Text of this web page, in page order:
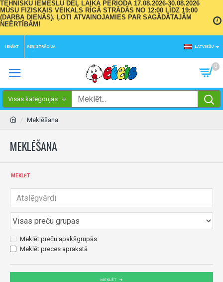
TEHNISKU IEMESLU DĒĻ LAIKA PERIODĀ 17.08.2026-30.08.2026
MŪSU FIZISKAIS VEIKALS RĪGĀ STRĀDĀS NO 12:00 LĪDZ 19:00
(DARBA DIENĀS). ĻOTI ATVAINOJAMIES PAR SAGĀDĀTAJĀM
NEĒRTĪBĀM!
IENĀKT REĢISTRĀCIJA LATVIEŠU
0
Visas kategorijas
Meklēšana
MEKLĒŠANA
MEKLĒT
Meklēt preču apakšgrupās
Meklēt preces aprakstā
MEKLĒT